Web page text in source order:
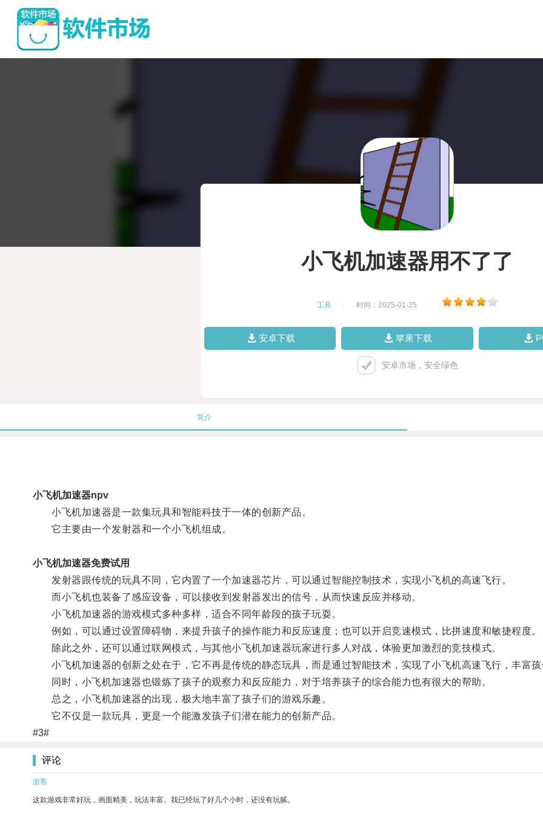
小飞机加速器用不了了
工具 时间：2025-01-25
安卓下载 苹果下载
安卓市场，安全绿色
简介
小飞机加速器npv
小飞机加速器是一款集玩具和智能科技于一体的创新产品。
它主要由一个发射器和一个小飞机组成。
小飞机加速器免费试用
发射器跟传统的玩具不同，它内置了一个加速器芯片，可以通过智能控制技术，实现小飞机的高速飞行。
而小飞机也装备了感应设备，可以接收到发射器发出的信号，从而快速反应并移动。
小飞机加速器的游戏模式多种多样，适合不同年龄段的孩子玩耍。
例如，可以通过设置障碍物，来提升孩子的操作能力和反应速度；也可以开启竞速模式，比拼速度和敏捷程度。
除此之外，还可以通过联网模式，与其他小飞机加速器玩家进行多人对战，体验更加激烈的竞技模式。
小飞机加速器的创新之处在于，它不再是传统的静态玩具，而是通过智能技术，实现了小飞机高速飞行，丰富孩
同时，小飞机加速器也锻炼了孩子的观察力和反应能力，对于培养孩子的综合能力也有很大的帮助。
总之，小飞机加速器的出现，极大地丰富了孩子们的游戏乐趣。
它不仅是一款玩具，更是一个能激发孩子们潜在能力的创新产品。
#3#
评论
游客
这款游戏非常好玩，画面精美，玩法丰富。我已经玩了好几个小时，还没有玩腻。